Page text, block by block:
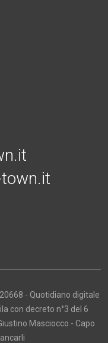
- Quotidiano digitale
con decreto n°3 del 6
Masciocco - Capo